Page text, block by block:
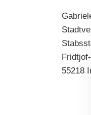
55218